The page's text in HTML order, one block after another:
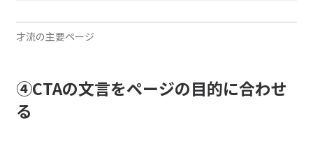
才流の主要ページ
④CTAの文言をページの目的に合わせ
る